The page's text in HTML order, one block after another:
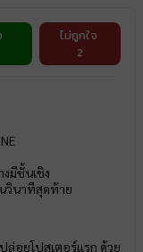
ไม่ถูกใจ
2
มีชั้นเชิง
วินาทีสุดท้าย
ล่อยโปสเตอร์แรก ด้วย